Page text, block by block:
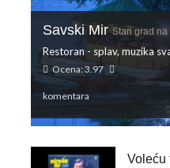
Savski MirStari grad na
Restoran - splav, muzika
Ocena: 3.97
komentara
Voleću